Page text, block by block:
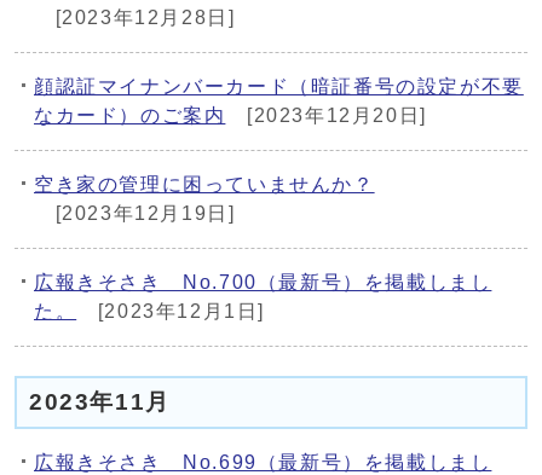
[2023年12月28日]
顔認証マイナンバーカード（暗証番号の設定が不要
なカード）のご案内
[2023年12月20日]
空き家の管理に困っていませんか？
[2023年12月19日]
広報きそさき No.700（最新号）を掲載しまし
た。
[2023年12月1日]
2023年11月
広報きそさき No.699（最新号）を掲載しまし